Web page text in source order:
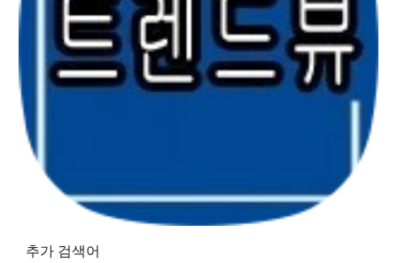
추가 검색어